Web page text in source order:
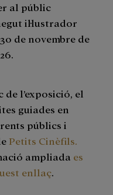
al públic
il·lustrador
de novembre de
l’exposició, el
guiades en
públics i
Petits Cinèfils.
ampliada es
enllaç.